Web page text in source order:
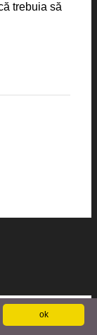
trebuia să
ok